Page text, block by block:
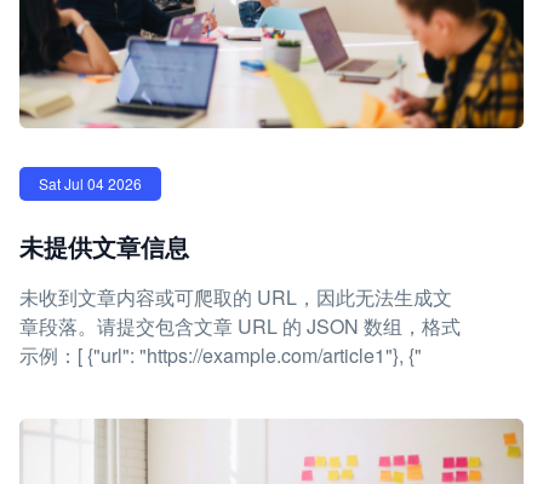
Sat Jul 04 2026
未提供文章信息
未收到文章内容或可爬取的 URL，因此无法生成文
章段落。请提交包含文章 URL 的 JSON 数组，格式
示例：[ {"url": "https://example.com/article1"}, {"